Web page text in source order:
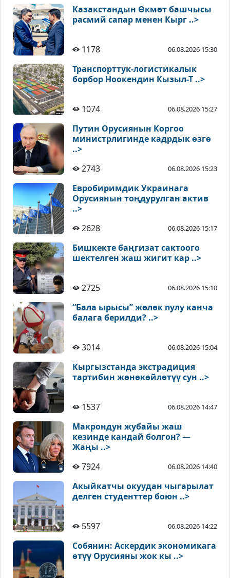
Казакстандын Өкмөт башчысы
расмий сапар менен Кырг ..>
1178 06.08.2026 15:30
Транспорттук-логистикалык
борбор Ноокендин Кызыл-Т ..>
1074 06.08.2026 15:27
Путин Орусиянын Коргоо
министрлигинде кадрдык өзгө
..>
2743
06.08.2026 15:23
Евробиримдик Украинага
Орусиянын тоңдурулган актив
..>
2628
06.08.2026 15:17
Бишкекте баңгизат сактоого
шектелген жаш жигит кар ..>
2725 06.08.2026 15:10
“Бала ырысы” жөлөк пулу канча
балага берилди? ..>
3014 06.08.2026 15:04
Кыргызстанда экстрадиция
тартибин жөнөкөйлөтүү сун ..>
1537 06.08.2026 14:47
Макрондун жубайы жаш
кезинде кандай болгон? —
Жаңы ..>
7924
06.08.2026 14:40
Акыйкатчы окуудан чыгарылат
делген студенттер боюн ..>
5597 06.08.2026 14:22
Собянин: Аскердик экономикага
өтүү Орусияны жок кы ..>